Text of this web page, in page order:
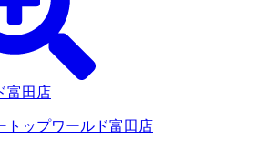
トップワールド富田店